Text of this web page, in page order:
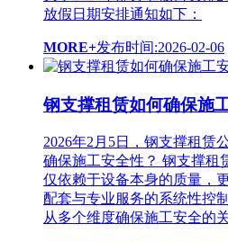
放假日期安排通知如下：
MORE+发布时间:2026-02-06
钢支撑租赁如何确保施
2026年2月5日，钢支撑租赁
确保施工安全性？ 钢支撑租
仅依赖于设备本身的质量，
配套与专业服务的系统性控
从多个维度确保施工安全的